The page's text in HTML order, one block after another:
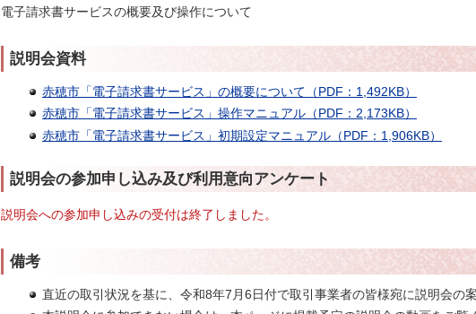
電子請求書サービスの概要及び操作について
説明会資料
赤穂市「電子請求書サービス」の概要について（PDF：1,492KB）
赤穂市「電子請求書サービス」操作マニュアル（PDF：2,173KB）
赤穂市「電子請求書サービス」初期設定マニュアル（PDF：1,906KB）
説明会の参加申し込み及び利用意向アンケート
説明会への参加申し込みの受付は終了しました。
備考
直近の取引状況を基に、令和8年7月6日付で取引事業者の皆様宛に説明会の